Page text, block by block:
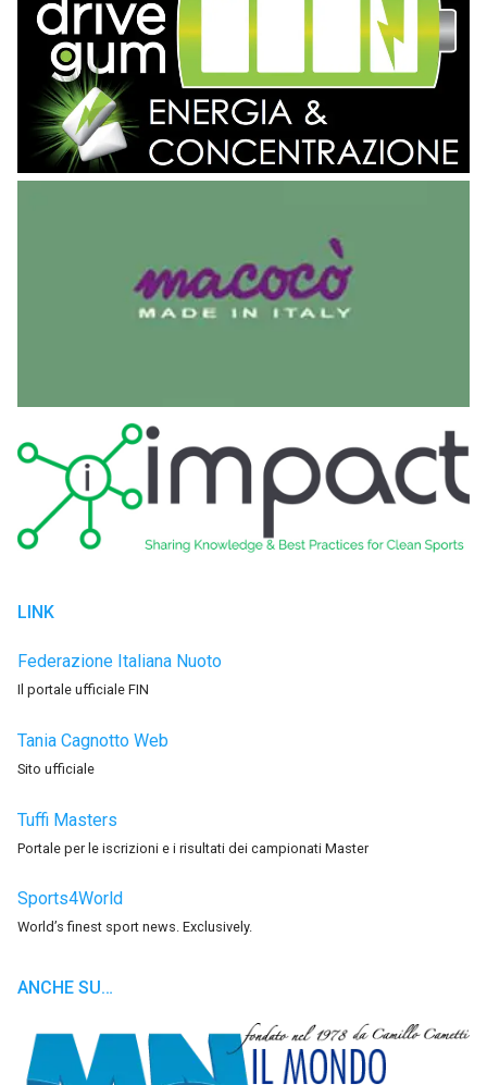
LINK
Federazione Italiana Nuoto
Il portale ufficiale FIN
Tania Cagnotto Web
Sito ufficiale
Tuffi Masters
Portale per le iscrizioni e i risultati dei campionati Master
Sports4World
World’s finest sport news. Exclusively.
ANCHE SU…